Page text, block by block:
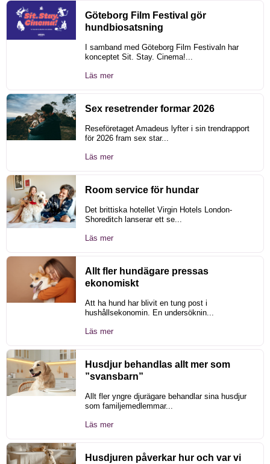
Göteborg Film Festival gör
hundbiosatsning
I samband med Göteborg Film Festivaln har
konceptet Sit. Stay. Cinema!...
Läs mer
Sex resetrender formar 2026
Reseföretaget Amadeus lyfter i sin trendrapport
för 2026 fram sex star...
Läs mer
Room service för hundar
Det brittiska hotellet Virgin Hotels London-
Shoreditch lanserar ett se...
Läs mer
Allt fler hundägare pressas
ekonomiskt
Att ha hund har blivit en tung post i
hushållsekonomin. En undersöknin...
Läs mer
Husdjur behandlas allt mer som
”svansbarn”
Allt fler yngre djurägare behandlar sina husdjur
som familjemedlemmar...
Läs mer
Husdjuren påverkar hur och var vi